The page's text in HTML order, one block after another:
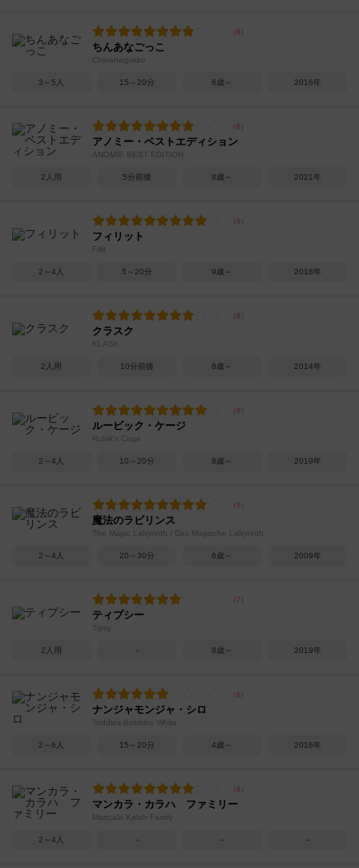
ちんあなごっこ
Chinanagokko
3～5人 15～20分 6歳～ 2016年
アノミー・ベストエディション
ANOMIE BEST EDITION
2人用 5分前後 8歳～ 2021年
フィリット
Fillit
2～4人 5～20分 9歳～ 2018年
クラスク
KLASK
2人用 10分前後 8歳～ 2014年
ルービック・ケージ
Rubik's Cage
2～4人 10～20分 8歳～ 2019年
魔法のラビリンス
The Magic Labyrinth / Das Magische Labyrinth
2～4人 20～30分 6歳～ 2009年
ティプシー
Tipsy
2人用 － 8歳～ 2019年
ナンジャモンジャ・シロ
Toddles-Bobbles White
2～6人 15～20分 4歳～ 2016年
マンカラ・カラハ ファミリー
Mancala Kalah Family
2～4人 － － －